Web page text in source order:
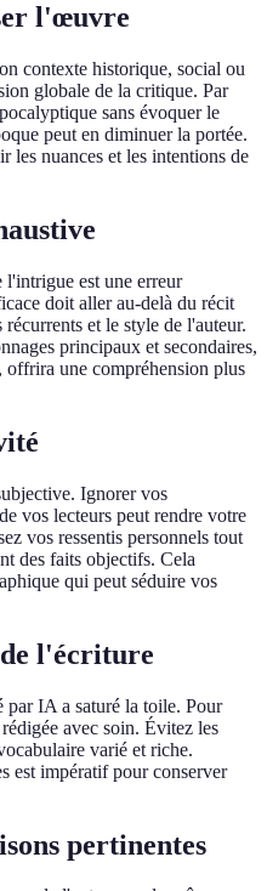
l'œuvre
contexte historique, social ou
globale de la critique. Par
sans évoquer le
peut en diminuer la portée.
les nuances et les intentions de
l'intrigue est une erreur
doit aller au-delà du récit
et le style de l'auteur.
principaux et secondaires,
offrira une compréhension plus
Ignorer vos
vos lecteurs peut rendre votre
vos ressentis personnels tout
des faits objectifs. Cela
qui peut séduire vos
l'écriture
par IA a saturé la toile. Pour
avec soin. Évitez les
varié et riche.
est impératif pour conserver
pertinentes